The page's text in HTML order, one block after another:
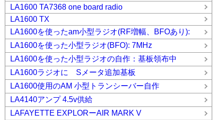
LA1600 TA7368 one board radio
LA1600 TX
LA1600を使ったam小型ラジオ(RF増幅、BFOあり):
LA1600を使った小型ラジオ(BFO): 7MHz
LA1600を使った小型ラジオの自作：基板領布中
LA1600ラジオに Sメータ追加基板
LA1600使用のAM 小型トランシーバー自作
LA4140アンプ 4.5v供給
LAFAYETTE EXPLORーAIR MARK V